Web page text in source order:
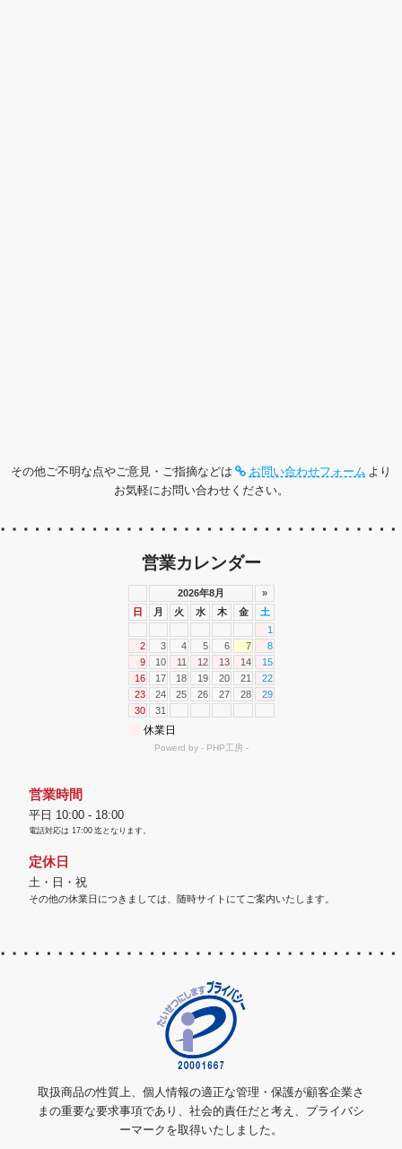
その他ご不明な点やご意見・ご指摘などは お問い合わせフォーム より
お気軽にお問い合わせください。
営業カレンダー
営業時間
平日 10:00 - 18:00
電話対応は 17:00 迄となります。
定休日
土・日・祝
その他の休業日につきましては、随時サイトにてご案内いたします。
取扱商品の性質上、個人情報の適正な管理・保護が顧客企業さ
まの重要な要求事項であり、社会的責任だと考え、プライバシ
ーマークを取得いたしました。